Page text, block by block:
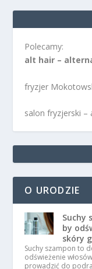
Polecamy:
alt hair –
fryzjer
salon fryzjerski –
O URODZIE
Suchy
by
skóry
Suchy szampon to
odświeżenie
prowadzić do